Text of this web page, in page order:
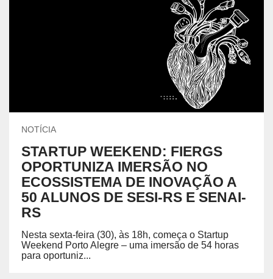
NOTÍCIA
STARTUP WEEKEND: FIERGS
OPORTUNIZA IMERSÃO NO
ECOSSISTEMA DE INOVAÇÃO A
50 ALUNOS DE SESI-RS E SENAI-
RS
Nesta sexta-feira (30), às 18h, começa o Startup
Weekend Porto Alegre – uma imersão de 54 horas
para oportuniz...